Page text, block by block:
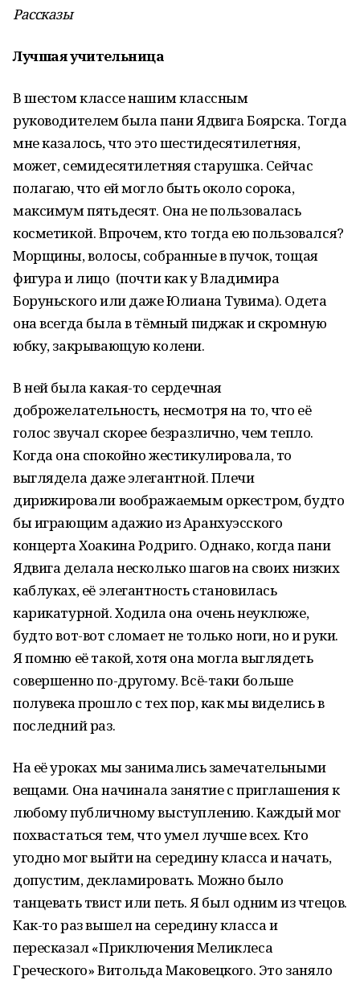
Рассказы
Лучшая учительница
В шестом классе нашим классным
руководителем была пани Ядвига Боярска. Тогда
мне казалось, что это шестидесятилетняя,
может, семидесятилетняя старушка. Сейчас
полагаю, что ей могло быть около сорока,
максимум пятьдесят. Она не пользовалась
косметикой. Впрочем, кто тогда ею пользовался?
Морщины, волосы, собранные в пучок, тощая
фигура и лицо (почти как у Владимира
Боруньского или даже Юлиана Тувима). Одета
она всегда была в тёмный пиджак и скромную
юбку, закрывающую колени.
В ней была какая-то сердечная
доброжелательность, несмотря на то, что её
голос звучал скорее безразлично, чем тепло.
Когда она спокойно жестикулировала, то
выглядела даже элегантной. Плечи
дирижировали воображаемым оркестром, будто
бы играющим адажио из Аранхуэсского
концерта Хоакина Родриго. Однако, когда пани
Ядвига делала несколько шагов на своих низких
каблуках, её элегантность становилась
карикатурной. Ходила она очень неуклюже,
будто вот-вот сломает не только ноги, но и руки.
Я помню её такой, хотя она могла выглядеть
совершенно по-другому. Всё-таки больше
полувека прошло с тех пор, как мы виделись в
последний раз.
На её уроках мы занимались замечательными
вещами. Она начинала занятие с приглашения к
любому публичному выступлению. Каждый мог
похвастаться тем, что умел лучше всех. Кто
угодно мог выйти на середину класса и начать,
допустим, декламировать. Можно было
танцевать твист или петь. Я был одним из чтецов.
Как-то раз вышел на середину класса и
пересказал «Приключения Меликлеса
Греческого» Витольда Маковецкого. Это заняло